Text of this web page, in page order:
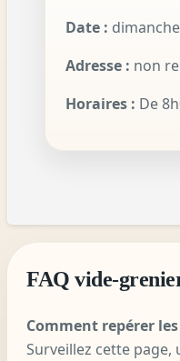
Date :
Adresse : non
Horaires : De
FAQ vide-
Comment repérer
Surveillez cette page,